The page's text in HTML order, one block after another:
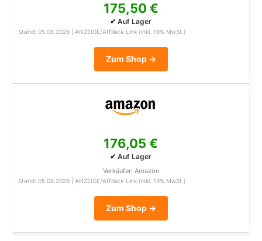
175,50 €
✔ Auf Lager
Stand: 05.08.2026 | ANZEIGE/Affiliate Link (inkl. 19% MwSt.)
Zum Shop →
176,05 €
✔ Auf Lager
Verkäufer: Amazon
Stand: 05.08.2026 | ANZEIGE/Affiliate Link (inkl. 19% MwSt.)
Zum Shop →